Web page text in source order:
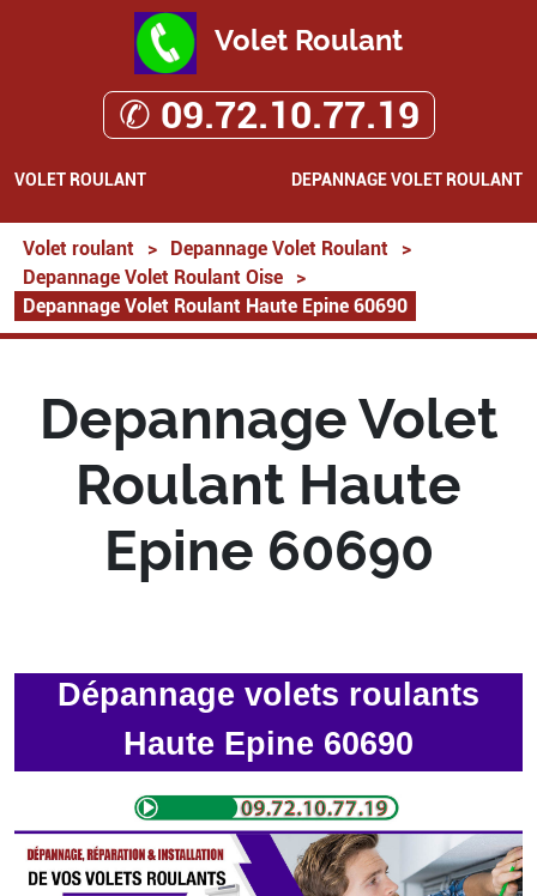
Volet Roulant
✆ 09.72.10.77.19
VOLET ROULANT DEPANNAGE VOLET ROULANT
Volet roulant > Depannage Volet Roulant
>
Depannage Volet Roulant Oise
>
Depannage Volet Roulant Haute Epine 60690
Depannage Volet
Roulant Haute
Epine 60690
Dépannage volets roulants
Haute Epine 60690